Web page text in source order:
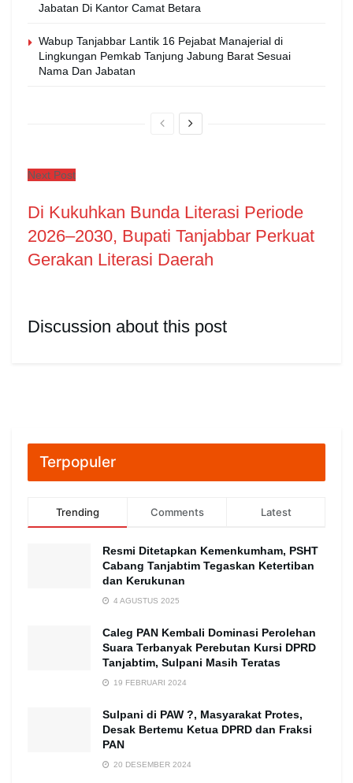
Jabatan Di Kantor Camat Betara
Wabup Tanjabbar Lantik 16 Pejabat Manajerial di
Lingkungan Pemkab Tanjung Jabung Barat Sesuai
Nama Dan Jabatan
Next Post
Di Kukuhkan Bunda Literasi Periode
2026–2030, Bupati Tanjabbar Perkuat
Gerakan Literasi Daerah
Discussion about this post
Terpopuler
Trending Comments Latest
Resmi Ditetapkan Kemenkumham, PSHT
Cabang Tanjabtim Tegaskan Ketertiban
dan Kerukunan
4 AGUSTUS 2025
Caleg PAN Kembali Dominasi Perolehan
Suara Terbanyak Perebutan Kursi DPRD
Tanjabtim, Sulpani Masih Teratas
19 FEBRUARI 2024
Sulpani di PAW ?, Masyarakat Protes,
Desak Bertemu Ketua DPRD dan Fraksi
PAN
20 DESEMBER 2024